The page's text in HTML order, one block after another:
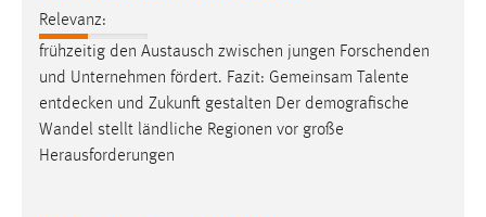
Relevanz:
frühzeitig den Austausch zwischen jungen Forschenden
und Unternehmen fördert. Fazit: Gemeinsam Talente
entdecken und Zukunft gestalten Der demografische
Wandel stellt ländliche Regionen vor große
Herausforderungen